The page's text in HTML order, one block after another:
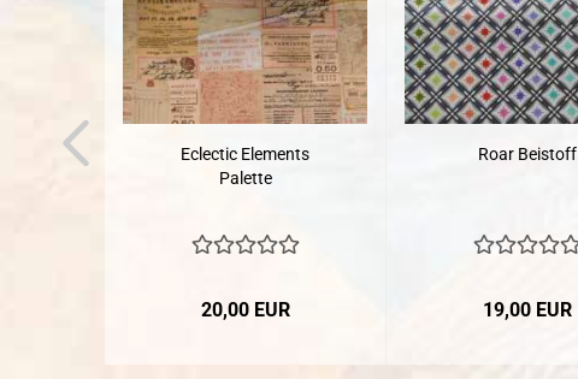
Eclectic Elements
Palette
20,00 EUR
Roar Beistoff
19,00 EUR